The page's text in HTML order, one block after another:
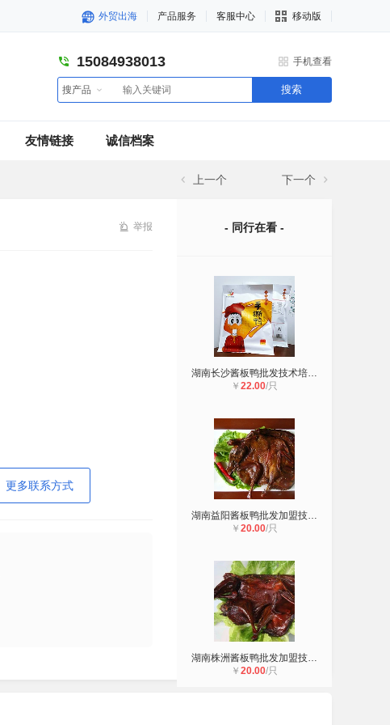
外贸出海 产品服务 客服中心 移动版
15084938013 手机查看
搜产品 搜索
友情链接 诚信档案
上一个 下一个
举报
更多联系方式
- 同行在看 -
湖南长沙酱板鸭批发技术培训480g老鸭
￥ 22.00/只
湖南益阳酱板鸭批发加盟技术培训湘春
￥ 20.00/只
湖南株洲酱板鸭批发加盟技术培训厂家
￥ 20.00/只